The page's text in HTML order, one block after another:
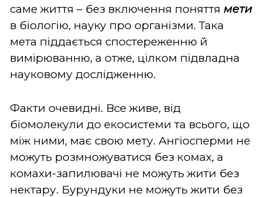
саме життя – без включення поняття мети
в біологію, науку про організми. Така
мета піддається спостереженню й
вимірюванню, а отже, цілком підвладна
науковому дослідженню.
Факти очевидні. Все живе, від
біомолекули до екосистеми та всього, що
між ними, має свою мету. Ангіосперми не
можуть розмножуватися без комах, а
комахи-запилювачі не можуть жити без
нектару. Бурундуки не можуть жити без